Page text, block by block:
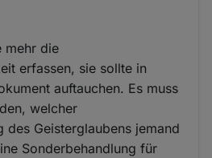
mehr die
erfassen, sie sollte in
auftauchen. Es muss
welcher
des Geisterglaubens jemand
Sonderbehandlung für